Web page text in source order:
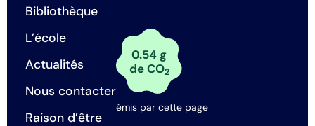
Bibliothèque
L’école
Actualités
Nous contacter
Raison d’être
0.54 g
de CO2
émis par cette page